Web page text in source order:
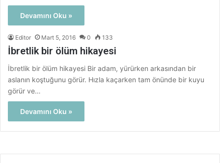
Devamını Oku »
Editor Mart 5, 2016 0 133
İbretlik bir ölüm hikayesi
İbretlik bir ölüm hikayesi Bir adam, yürürken arkasından bir
aslanın koştuğunu görür. Hızla kaçarken tam önünde bir kuyu
görür ve…
Devamını Oku »